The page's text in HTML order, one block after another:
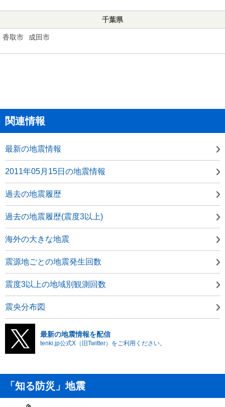
千葉県
香取市 成田市
関連情報
最新の地震情報
2011年05月15日の地震情報
過去の地震履歴
過去の地震履歴(震度3以上)
海外の大きな地震
震源地ごとの地震発生回数
震度3以上の地域別観測回数
震央分布図
最新の地震情報を配信
tenki.jp公式X（旧Twitter）をご利用ください。
「知る防災」地震